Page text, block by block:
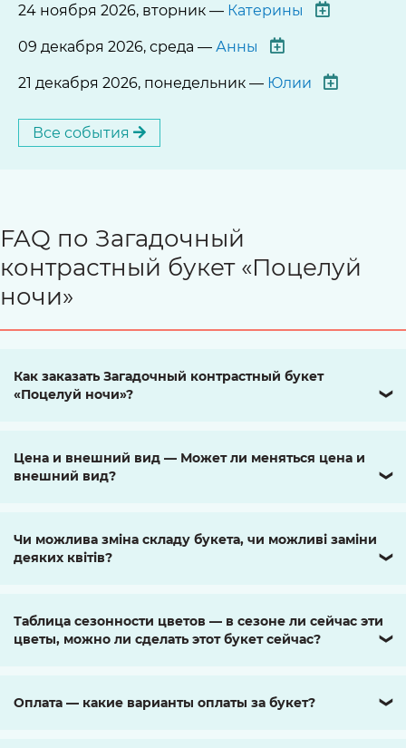
24 ноября 2026, вторник — Катерины
09 декабря 2026, среда — Анны
21 декабря 2026, понедельник — Юлии
Все события
FAQ по Загадочный
контрастный букет «Поцелуй
ночи»
Как заказать Загадочный контрастный букет
«Поцелуй ночи»?
❯
Цена и внешний вид — Может ли меняться цена и
внешний вид?
❯
Чи можлива зміна складу букета, чи можливі заміни
деяких квітів?
❯
Таблица сезонности цветов — в сезоне ли сейчас эти
цветы, можно ли сделать этот букет сейчас?
❯
Оплата — какие варианты оплаты за букет? ❯